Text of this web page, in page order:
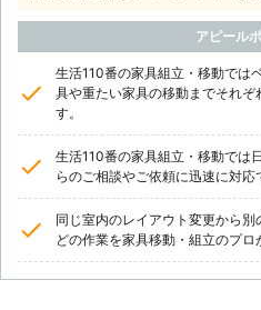
アピール
生活110番の家具組立・移動では
具や重たい家具の移動までそれ
す。
生活110番の家具組立・移動では
らのご相談やご依頼に迅速に対応
同じ室内のレイアウト変更から
どの作業を家具移動・組立のプロ